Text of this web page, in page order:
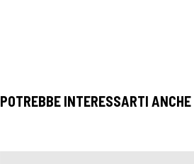
POTREBBE INTERESSARTI ANCHE